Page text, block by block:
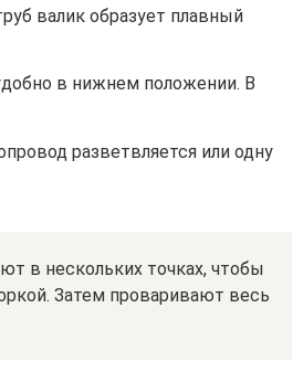
валик образует плавный
в нижнем положении. В
разветвляется или одну
в нескольких точках, чтобы
Затем проваривают весь